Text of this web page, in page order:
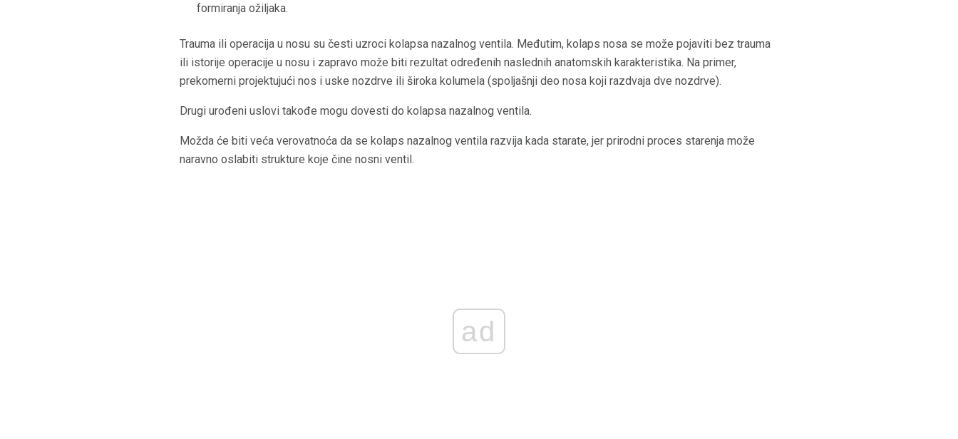
formiranja ožiljaka.
Trauma ili operacija u nosu su česti uzroci kolapsa nazalnog ventila. Međutim, kolaps nosa se može pojaviti bez trauma
ili istorije operacije u nosu i zapravo može biti rezultat određenih naslednih anatomskih karakteristika. Na primer,
prekomerni projektujući nos i uske nozdrve ili široka kolumela (spoljašnji deo nosa koji razdvaja dve nozdrve).
Drugi urođeni uslovi takođe mogu dovesti do kolapsa nazalnog ventila.
Možda će biti veća verovatnoća da se kolaps nazalnog ventila razvija kada starate, jer prirodni proces starenja može
naravno oslabiti strukture koje čine nosni ventil.
ad